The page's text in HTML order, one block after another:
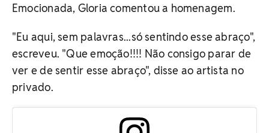
Emocionada, Gloria comentou a homenagem.
"Eu aqui, sem palavras...só sentindo esse abraço",
escreveu. "Que emoção!!!! Não consigo parar de
ver e de sentir esse abraço", disse ao artista no
privado.